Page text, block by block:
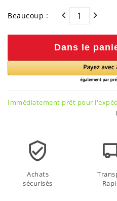
Beaucoup :
Dans le
Immédiatement prêt pour
Achats
sécurisés